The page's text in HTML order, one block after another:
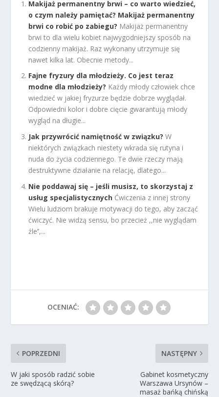
Makijaż permanentny brwi – co warto wiedzieć,
o czym należy pamiętać? Makijaż permanentny
brwi co robić po zabiegu? Makijaż permanentny
brwi to dla wielu kobiet najwygodniejszy sposób na
codzienny makijaż. Raz wykonany utrzymuje się
nawet kilka lat. Obecnie metody...
Fajne fryzury dla młodzieży. Co jest teraz
modne dla młodzieży? Każdy młody człowiek chce
wiedzieć w jakiej fryzurze będzie dobrze wyglądał.
Odpowiedni kolor i dobre cięcie gwarantują młody
wygląd na długie...
Jak przywrócić namiętność w związku? W
niektórych związkach niestety wkrada się rutyna i
nuda do życia codziennego. Te dwie rzeczy mają
destruktywne działanie na relację, dlatego...
Nie poddawaj się – jeśli musisz, to skorzystaj z
usług specjalistycznych Ćwiczenia z innej strony
Wielu ludziom brakuje motywacji do tego, aby zacząć
ćwiczyć. Nie widzą sensu, bo przecież ,,nie wyglądam
źle’’,...
OCENIAĆ:
POPRZEDNI
W jaki sposób radzić sobie
ze swędzącą skórą?
NASTĘPNY
Gabinet kosmetyczny
Warszawa Ursynów –
masaż bańką chińską